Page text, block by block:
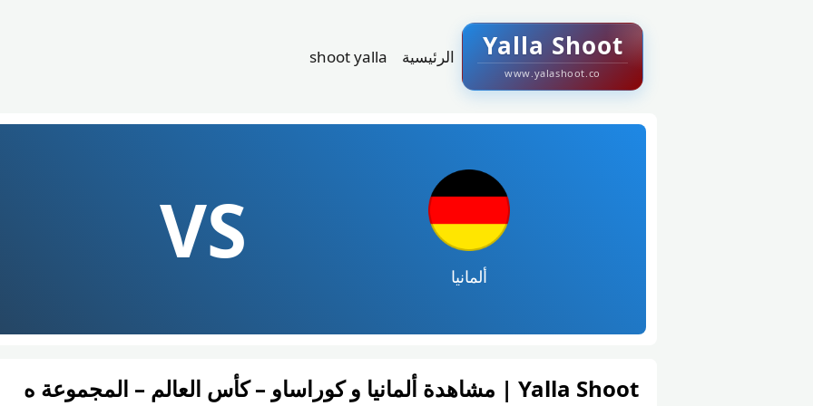
Yalla Shoot
www.yalashoot.co
الرئيسية shoot yalla
ألمانيا VS
Yalla Shoot | مشاهدة ألمانيا و كوراساو – كأس العالم – المجموعة ه